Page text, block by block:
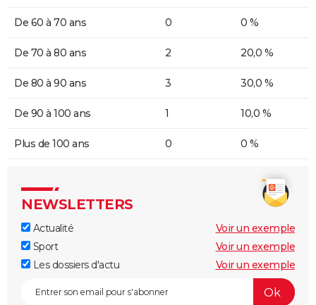
De 60 à 70 ans 0 0 %
De 70 à 80 ans 2 20,0 %
De 80 à 90 ans 3 30,0 %
De 90 à 100 ans 1 10,0 %
Plus de 100 ans 0 0 %
NEWSLETTERS
Actualité
Voir un exemple
Sport
Voir un exemple
Les dossiers d'actu
Voir un exemple